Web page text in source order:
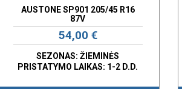
AUSTONE SP901 205/45 R16
87V
54,00 €
SEZONAS: ŽIEMINĖS
PRISTATYMO LAIKAS: 1-2 D.D.